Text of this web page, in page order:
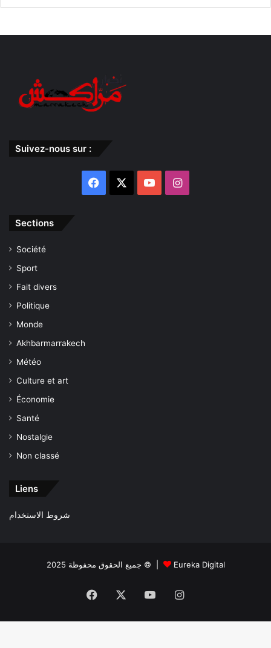
Suivez-nous sur :
Facebook YouTubeInstagram
Sections
Société
Sport
Fait divers
Politique
Monde
Akhbarmarrakech
Météo
Culture et art
Économie
Santé
Nostalgie
Non classé
Liens
شروط الاستخدام
جميع الحقوق محفوظة 2025 © | Eureka Digital
Facebook YouTubeInstagram